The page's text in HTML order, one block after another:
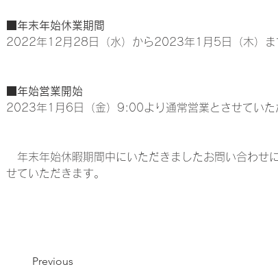
■年末年始休業期間
2022年12月28日（水）から2023年1月5日（木）ま
■年始営業開始
2023年1月6日（金）9:00より通常営業とさせていた
年末年始休暇期間中にいただきましたお問い合わせ
せていただきます。
Previous